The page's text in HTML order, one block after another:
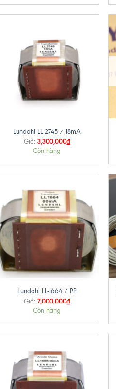
Lundahl LL-2745 / 18mA
Giá: 3,300,000₫
Còn hàng
+
Lundahl LL-1664 / PP
Giá: 7,000,000₫
Còn hàng